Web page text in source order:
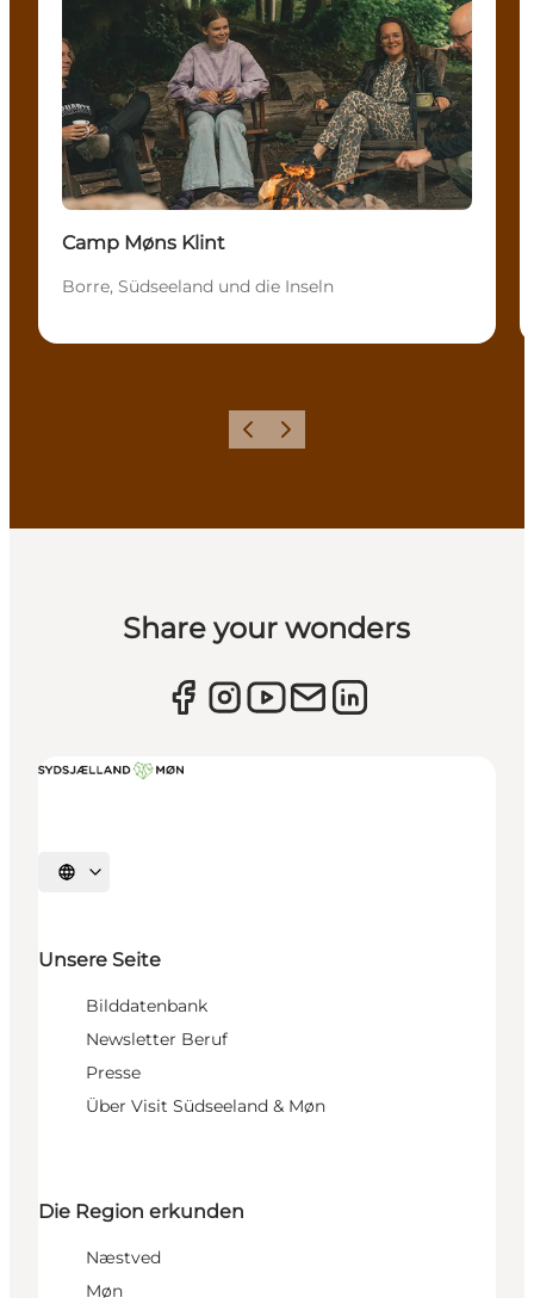
Camp Møns Klint
Borre, Südseeland und die Inseln
ZurückWeiter
Share your wonders
Sprache auswählen
Unsere Seite
Bilddatenbank
Newsletter Beruf
Presse
Über Visit Südseeland & Møn
Die Region erkunden
Næstved
Møn